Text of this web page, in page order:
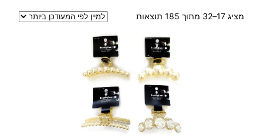
מציג 17–32 מתוך 185 תוצאות
ממוין
הפריט
העדכני
ביותר